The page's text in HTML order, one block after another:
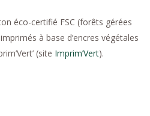
éco-certifié FSC (forêts gérées
à base d’encres végétales
(site Imprim’Vert).